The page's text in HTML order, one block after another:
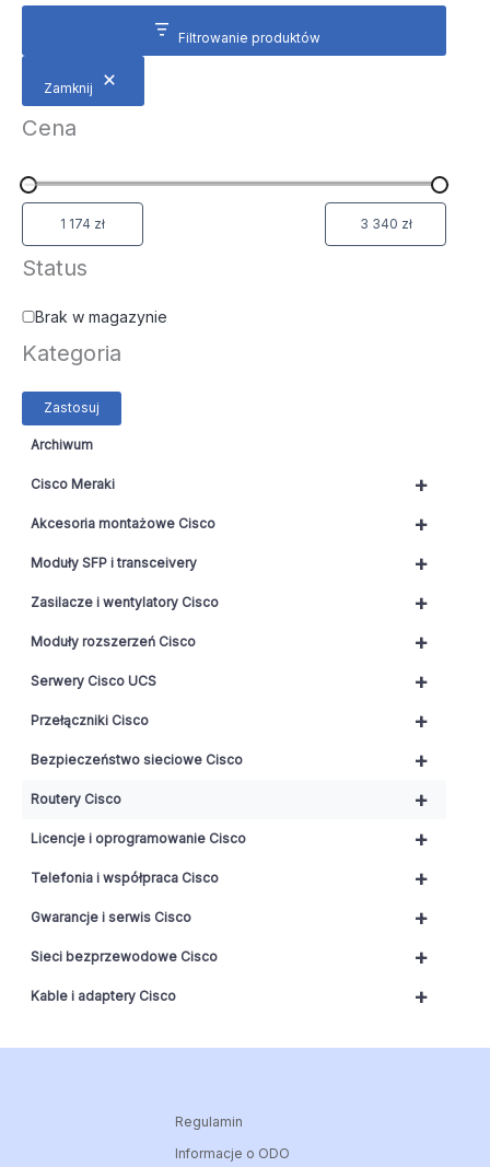
Filtrowanie produktów
Zamknij
Cena
Status
Brak w magazynie
Kategoria
Zastosuj
Archiwum
+
Cisco Meraki
+
Akcesoria montażowe Cisco
+
Moduły SFP i transceivery
+
Zasilacze i wentylatory Cisco
+
Moduły rozszerzeń Cisco
+
Serwery Cisco UCS
+
Przełączniki Cisco
+
Bezpieczeństwo sieciowe Cisco
+
Routery Cisco
+
Licencje i oprogramowanie Cisco
+
Telefonia i współpraca Cisco
+
Gwarancje i serwis Cisco
+
Sieci bezprzewodowe Cisco
+
Kable i adaptery Cisco
Regulamin
Informacje o ODO